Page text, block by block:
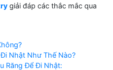
giải đáp các thắc mắc qua
Nhật Như Thế Nào?
Răng Để Đi Nhật: